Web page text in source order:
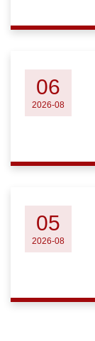
06
2026-08
05
2026-08